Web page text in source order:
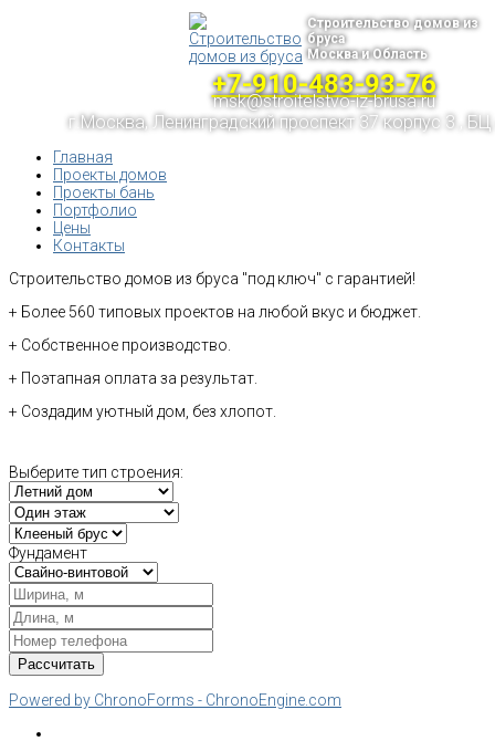
Строительство домов из
бруса
Москва и Область
+7-910-483-93-76
msk@stroitelstvo-iz-brusa.ru
г.Москва, Ленинградский проспект 37 корпус 3 , БЦ
Главная
Проекты домов
Проекты бань
Портфолио
Цены
Контакты
Строительство домов из бруса "под ключ" с гарантией!
+ Более 560 типовых проектов на любой вкус и бюджет.
+ Собственное производство.
+ Поэтапная оплата за результат.
+ Создадим уютный дом, без хлопот.
Выберите тип строения:
Фундамент
Powered by ChronoForms - ChronoEngine.com